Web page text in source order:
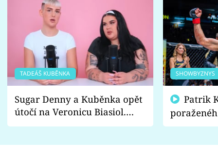
TADEÁŠ KUBĚNKA
Sugar Denny a Kuběnka opět
útočí na Veronicu Biasiol.
Proč je podle nich falešná a
SHOWBYZNYS
fanoušci